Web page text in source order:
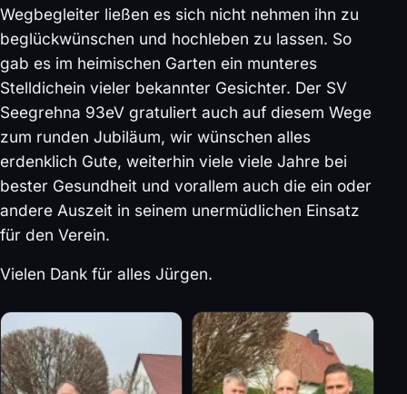
Wegbegleiter ließen es sich nicht nehmen ihn zu
beglückwünschen und hochleben zu lassen. So
gab es im heimischen Garten ein munteres
Stelldichein vieler bekannter Gesichter. Der SV
Seegrehna 93eV gratuliert auch auf diesem Wege
zum runden Jubiläum, wir wünschen alles
erdenklich Gute, weiterhin viele viele Jahre bei
bester Gesundheit und vorallem auch die ein oder
andere Auszeit in seinem unermüdlichen Einsatz
für den Verein.
Vielen Dank für alles Jürgen.